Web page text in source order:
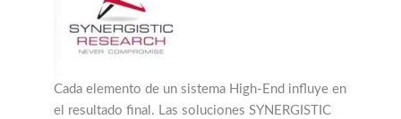
Cada elemento de un sistema High-End influye en
el resultado final. Las soluciones SYNERGISTIC